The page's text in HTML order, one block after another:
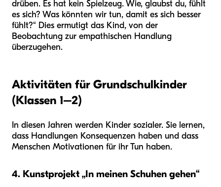
drüben. Es hat kein Spielzeug. Wie, glaubst du, fühlt
es sich? Was könnten wir tun, damit es sich besser
fühlt?“ Dies ermutigt das Kind, von der
Beobachtung zur empathischen Handlung
überzugehen.
Aktivitäten für Grundschulkinder
(Klassen 1–2)
In diesen Jahren werden Kinder sozialer. Sie lernen,
dass Handlungen Konsequenzen haben und dass
Menschen Motivationen für ihr Tun haben.
4. Kunstprojekt „In meinen Schuhen gehen“